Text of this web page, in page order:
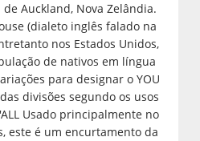
Auckland, Nova Zelândia.
(dialeto inglês falado na
nos Estados Unidos,
de nativos em língua
para designar o YOU
divisões segundo os usos
Usado principalmente no
este é um encurtamento da